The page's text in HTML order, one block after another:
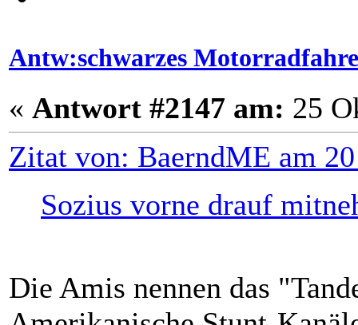
Antw:schwarzes
« Antwort #2147 am: 25
Zitat von: BaerndME am
Sozius vorne drauf
Die Amis nennen das